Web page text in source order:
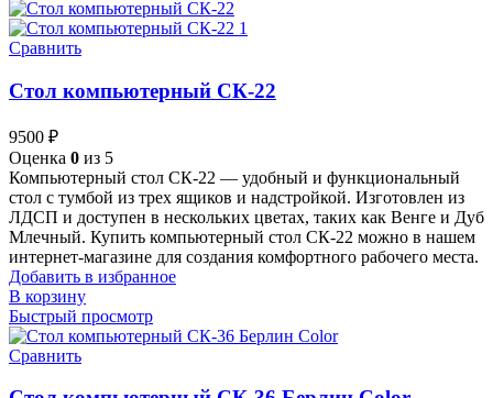
Сравнить
Стол компьютерный СК-22
9500 ₽
Оценка 0 из 5
Компьютерный стол СК-22 — удобный и функциональный
стол с тумбой из трех ящиков и надстройкой. Изготовлен из
ЛДСП и доступен в нескольких цветах, таких как Венге и Дуб
Млечный. Купить компьютерный стол СК-22 можно в нашем
интернет-магазине для создания комфортного рабочего места.
Добавить в избранное
В корзину
Быстрый просмотр
Сравнить